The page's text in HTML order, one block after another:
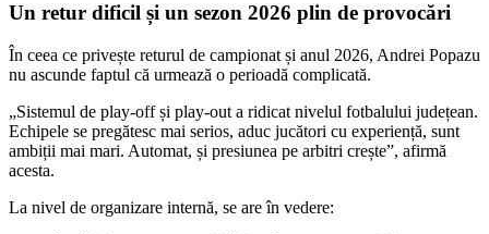
Un retur dificil și un sezon 2026 plin de provocări
În ceea ce privește returul de campionat și anul 2026, Andrei Popazu
nu ascunde faptul că urmează o perioadă complicată.
„Sistemul de play-off și play-out a ridicat nivelul fotbalului județean.
Echipele se pregătesc mai serios, aduc jucători cu experiență, sunt
ambiții mai mari. Automat, și presiunea pe arbitri crește”, afirmă
acesta.
La nivel de organizare internă, se are în vedere: